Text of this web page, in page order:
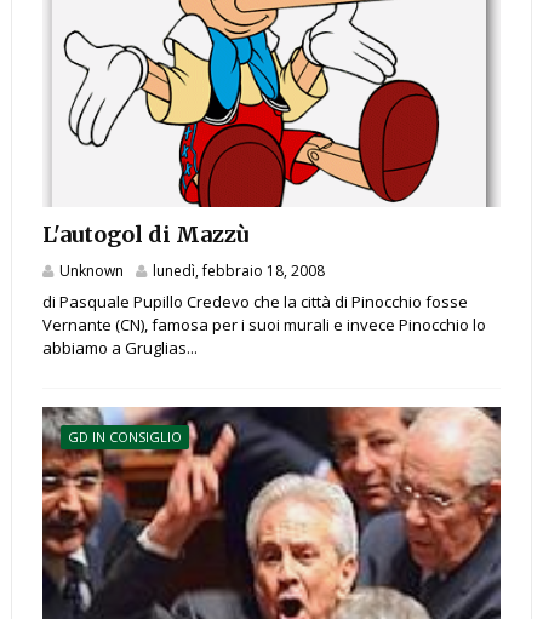
L'autogol di Mazzù
Unknown lunedì, febbraio 18, 2008
di Pasquale Pupillo Credevo che la città di Pinocchio fosse
Vernante (CN), famosa per i suoi murali e invece Pinocchio lo
abbiamo a Gruglias...
GD IN CONSIGLIO